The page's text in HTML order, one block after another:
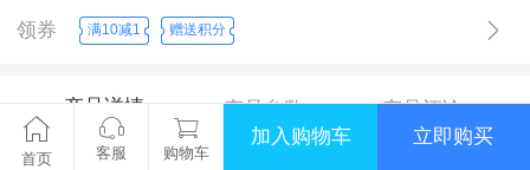
领券 满10减1 赠送积分
产品详情 产品参数 产品评论
首页 客服 购物车
加入购物车 立即购买